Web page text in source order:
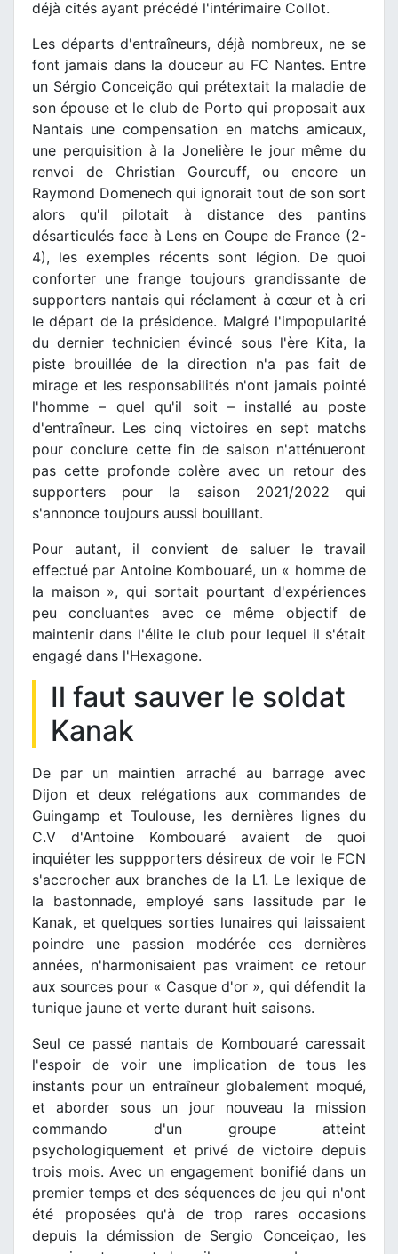
déjà cités ayant précédé l'intérimaire Collot.
Les départs d'entraîneurs, déjà nombreux, ne se
font jamais dans la douceur au FC Nantes. Entre
un Sérgio Conceição qui prétextait la maladie de
son épouse et le club de Porto qui proposait aux
Nantais une compensation en matchs amicaux,
une perquisition à la Jonelière le jour même du
renvoi de Christian Gourcuff, ou encore un
Raymond Domenech qui ignorait tout de son sort
alors qu'il pilotait à distance des pantins
désarticulés face à Lens en Coupe de France (2-
4), les exemples récents sont légion. De quoi
conforter une frange toujours grandissante de
supporters nantais qui réclament à cœur et à cri
le départ de la présidence. Malgré l'impopularité
du dernier technicien évincé sous l'ère Kita, la
piste brouillée de la direction n'a pas fait de
mirage et les responsabilités n'ont jamais pointé
l'homme – quel qu'il soit – installé au poste
d'entraîneur. Les cinq victoires en sept matchs
pour conclure cette fin de saison n'atténueront
pas cette profonde colère avec un retour des
supporters pour la saison 2021/2022 qui
s'annonce toujours aussi bouillant.
Pour autant, il convient de saluer le travail
effectué par Antoine Kombouaré, un « homme de
la maison », qui sortait pourtant d'expériences
peu concluantes avec ce même objectif de
maintenir dans l'élite le club pour lequel il s'était
engagé dans l'Hexagone.
Il faut sauver le soldat
Kanak
De par un maintien arraché au barrage avec
Dijon et deux relégations aux commandes de
Guingamp et Toulouse, les dernières lignes du
C.V d'Antoine Kombouaré avaient de quoi
inquiéter les suppporters désireux de voir le FCN
s'accrocher aux branches de la L1. Le lexique de
la bastonnade, employé sans lassitude par le
Kanak, et quelques sorties lunaires qui laissaient
poindre une passion modérée ces dernières
années, n'harmonisaient pas vraiment ce retour
aux sources pour « Casque d'or », qui défendit la
tunique jaune et verte durant huit saisons.
Seul ce passé nantais de Kombouaré caressait
l'espoir de voir une implication de tous les
instants pour un entraîneur globalement moqué,
et aborder sous un jour nouveau la mission
commando d'un groupe atteint
psychologiquement et privé de victoire depuis
trois mois. Avec un engagement bonifié dans un
premier temps et des séquences de jeu qui n'ont
été proposées qu'à de trop rares occasions
depuis la démission de Sergio Conceiçao, les